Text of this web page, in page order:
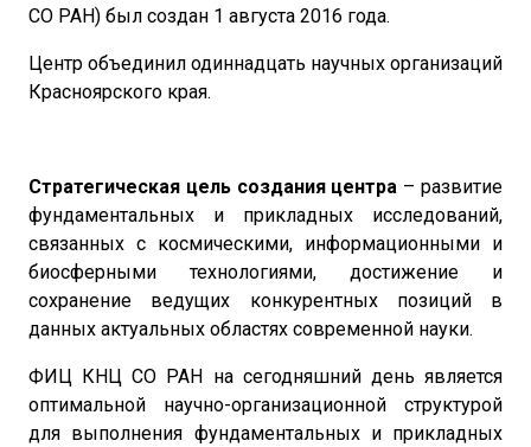
СО РАН) был создан 1 августа 2016 года.
Центр объединил одиннадцать научных организаций
Красноярского края.
Стратегическая цель создания центра – развитие
фундаментальных и прикладных исследований,
связанных с космическими, информационными и
биосферными технологиями, достижение и
сохранение ведущих конкурентных позиций в
данных актуальных областях современной науки.
ФИЦ КНЦ СО РАН на сегодняшний день является
оптимальной научно-организационной структурой
для выполнения фундаментальных и прикладных